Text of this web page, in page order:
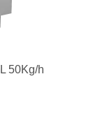
50Kg/h